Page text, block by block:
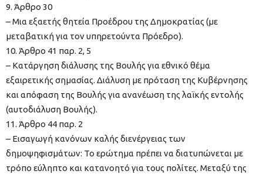
9. Άρθρο 30
– Μια εξαετής θητεία Προέδρου της Δημοκρατίας (με
μεταβατική για τον υπηρετούντα Πρόεδρο).
10. Άρθρο 41 παρ. 2, 5
– Κατάργηση διάλυσης της Βουλής για εθνικό θέμα
εξαιρετικής σημασίας. Διάλυση με πρόταση της Κυβέρνησης
και απόφαση της Βουλής για ανανέωση της λαϊκής εντολής
(αυτοδιάλυση Βουλής).
11. Άρθρο 44 παρ. 2
– Εισαγωγή κανόνων καλής διενέργειας των
δημοψηφισμάτων: Το ερώτημα πρέπει να διατυπώνεται με
τρόπο εύληπτο και κατανοητό για τους πολίτες. Μεταξύ της